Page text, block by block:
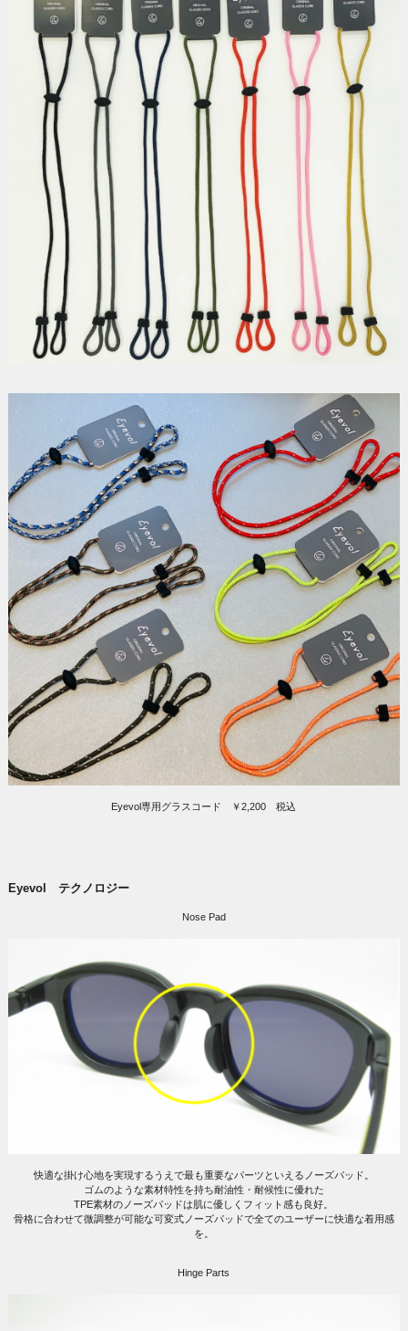
Eyevol専用グラスコード ￥2,200 税込
Eyevol テクノロジー
Nose Pad
快適な掛け心地を実現するうえで最も重要なパーツといえるノーズパッド。
ゴムのような素材特性を持ち耐油性・耐候性に優れた
TPE素材のノーズパッドは肌に優しくフィット感も良好。
骨格に合わせて微調整が可能な可変式ノーズパッドで全てのユーザーに快適な着用感
を。
Hinge Parts